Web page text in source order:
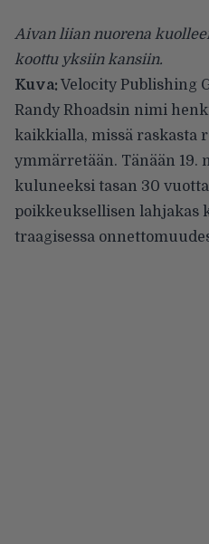
Aivan liian nuorena
koottu yksiin kansiin.
Kuva: Velocity Publishing
Randy Rhoadsin nimi
kaikkialla, missä raskasta
ymmärretään. Tänään 19.
kuluneeksi tasan 30
poikkeuksellisen lahjakas
traagisessa